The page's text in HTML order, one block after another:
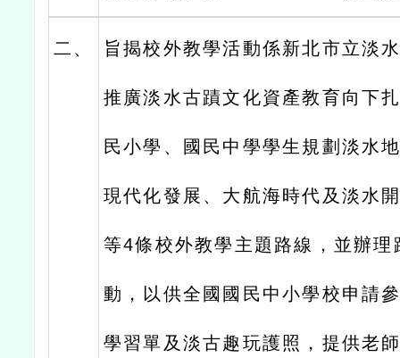
二、 旨揭校外教學活動係新北市立淡
推廣淡水古蹟文化資產教育向下
民小學、國民中學學生規劃淡水
現代化發展、大航海時代及淡水
等4條校外教學主題路線，並辦理
動，以供全國國民中小學校申請
學習單及淡古趣玩護照，提供老